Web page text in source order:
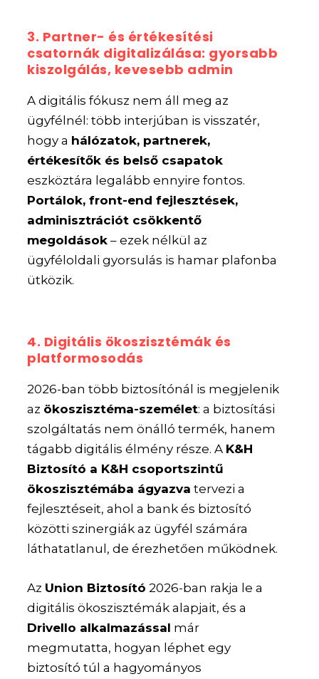
3. Partner- és értékesítési
csatornák digitalizálása: gyorsabb
kiszolgálás, kevesebb admin
A digitális fókusz nem áll meg az
ügyfélnél: több interjúban is visszatér,
hogy a hálózatok, partnerek,
értékesítők és belső csapatok
eszköztára legalább ennyire fontos.
Portálok, front-end fejlesztések,
adminisztrációt csökkentő
megoldások – ezek nélkül az
ügyféloldali gyorsulás is hamar plafonba
ütközik.
4. Digitális ökoszisztémák és
platformosodás
2026-ban több biztosítónál is megjelenik
az ökoszisztéma-személet: a biztosítási
szolgáltatás nem önálló termék, hanem
tágabb digitális élmény része. A K&H
Biztosító a K&H csoportszintű
ökoszisztémába ágyazva tervezi a
fejlesztéseit, ahol a bank és biztosító
közötti szinergiák az ügyfél számára
láthatatlanul, de érezhetően működnek.
Az Union Biztosító 2026-ban rakja le a
digitális ökoszisztémák alapjait, és a
Drivello alkalmazással már
megmutatta, hogyan léphet egy
biztosító túl a hagyományos